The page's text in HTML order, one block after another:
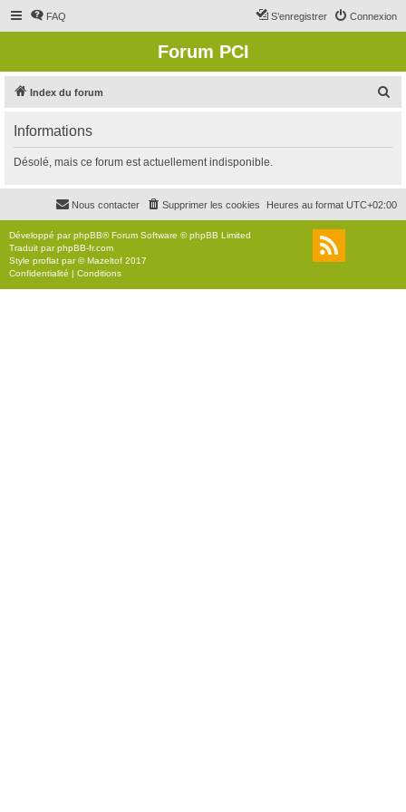
FAQ Connexion
S’enregistrer
Forum PCI
Index du forum
r
c
r
Informations
Désolé, mais ce forum est actuellement indisponible.
Heures au format UTC+02:00
Supprimer les cookies
Nous contacter
Développé parphpBB® Forum Software © phpBB Limited
Traduit parphpBB-fr.com
Style proflat par ©Mazeltof 2017
Confidentialité | Conditions